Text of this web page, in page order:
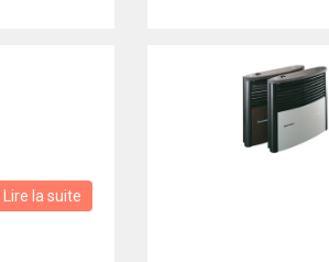
Lire la suite